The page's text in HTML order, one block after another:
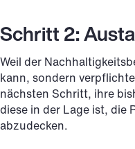
Schritt 2:
Weil der
kann, sondern
nächsten Schritt, ihre
diese in der Lage ist,
abzudecken.